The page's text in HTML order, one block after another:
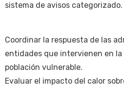
sistema de avisos categorizado.
Coordinar la respuesta de las
entidades que intervienen en
población vulnerable.
Evaluar el impacto del calor